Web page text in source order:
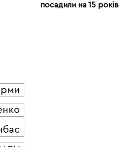
посадили на 15 років